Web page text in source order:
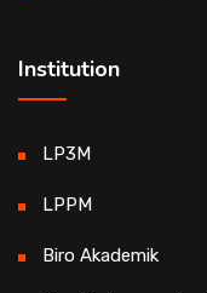
Institution
LP3M
LPPM
Biro Akademik